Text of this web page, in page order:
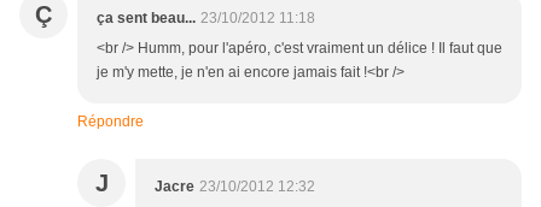
Ç ça sent beau... 23/10/2012 11:18
<br /> Humm, pour l'apéro, c'est vraiment un délice ! Il faut que
je m'y mette, je n'en ai encore jamais fait !<br />
Répondre
J Jacre 23/10/2012 12:32